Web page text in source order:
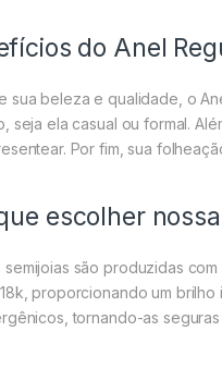
do Anel
sua beleza e qualidade, o
seja ela casual ou formal.
Por fim, sua
escolher
semijoias são produzidas
proporcionando um brilho
tornando-as